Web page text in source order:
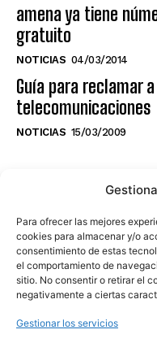
Para ofrecer las mejores
cookies para almacenar y/o
consentimiento de estas
el comportamiento de
sitio. No consentir o retirar el
negativamente a ciertas
Gestionar los servicios
amena ya tiene
gratuito
NOTICIAS 04/03/2014
Guía para reclamar
telecomunicaciones
NOTICIAS 15/03/2009
NO TE PIERDAS LO
Haz clic en